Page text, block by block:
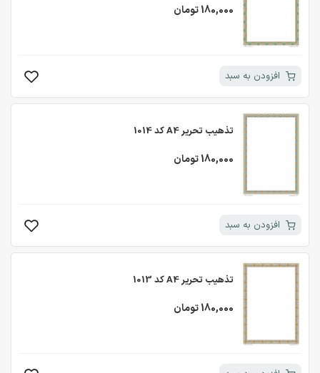
180,000 تومان
افزودن به سبد
تذهیب تحریر A4 کد 1014
180,000 تومان
افزودن به سبد
تذهیب تحریر A4 کد 1013
180,000 تومان